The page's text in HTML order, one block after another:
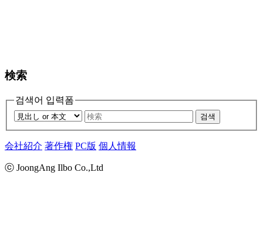
検索
검색어 입력폼
검색
会社紹介 著作権 PC版 個人情報
ⓒ JoongAng Ilbo Co.,Ltd